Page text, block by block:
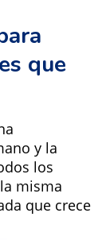
que
y la
los
misma
que crece